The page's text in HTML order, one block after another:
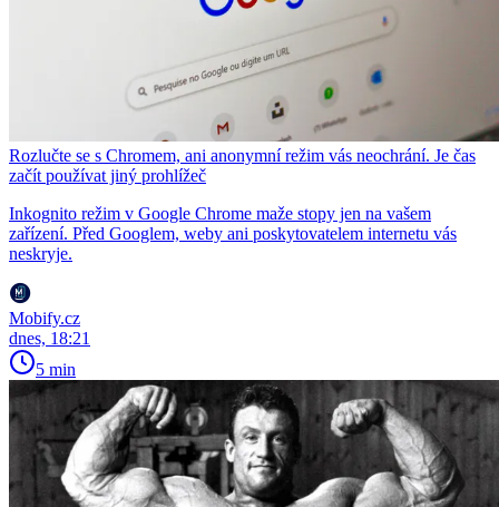
Rozlučte se s Chromem, ani anonymní režim vás neochrání. Je čas
začít používat jiný prohlížeč
Inkognito režim v Google Chrome maže stopy jen na vašem
zařízení. Před Googlem, weby ani poskytovatelem internetu vás
neskryje.
Mobify.cz
dnes, 18:21
5 min